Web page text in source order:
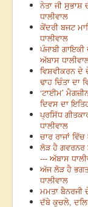
ਨੇਤਾ ਜੀ
ਧਾਲੀਵਾਲ
ਕੇਂਦਰੀ ਬਜਟ
ਧਾਲੀਵਾਲ
ਪੰਜਾਬੀ
ਅੱਬਾਸ
ਵਿਸ਼ਵੀਕਰਨ ਦੇ
ਢਾਹ ਚਿੰਤਾ ਦਾ
‘ਟਾਈਮ’
ਦਿਵਸ ਦਾ
ਪ੍ਰਸਿੱਧ
ਧਾਲੀਵਾਲ
ਚਾਰ ਰਾਜਾਂ
ਲੋੜ ਹੈ ਗਵਰਨਰ
--- ਅੱਬਾਸ
ਅੱਜ ਲੋੜ ਹੈ
ਧਾਲੀਵਾਲ
ਮਮਤਾ ਬੈਨਰਜੀ
ਦੱਬੇ ਕੁਚਲੇ,